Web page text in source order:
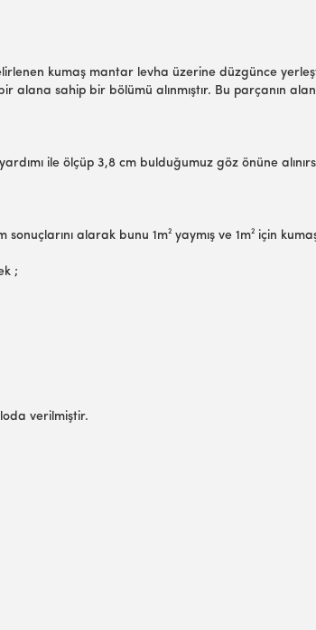
kumaş mantar levha üzerine düzgünce
sahip bir bölümü alınmıştır. Bu parçanın
ile ölçüp 3,8 cm bulduğumuz göz önüne
sonuçlarını alarak bunu 1m² yaymış ve 1m² için
;
verilmiştir.